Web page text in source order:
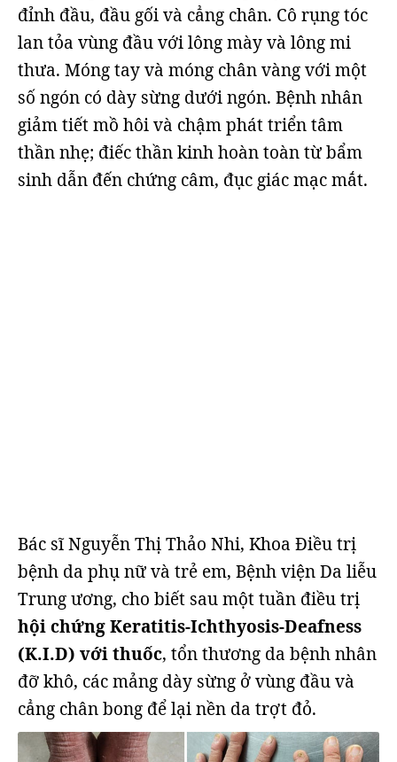
đỉnh đầu, đầu gối và cẳng chân. Cô rụng tóc
lan tỏa vùng đầu với lông mày và lông mi
thưa. Móng tay và móng chân vàng với một
số ngón có dày sừng dưới ngón. Bệnh nhân
giảm tiết mồ hôi và chậm phát triển tâm
thần nhẹ; điếc thần kinh hoàn toàn từ bẩm
sinh dẫn đến chứng câm, đục giác mạc mắt.
Bác sĩ Nguyễn Thị Thảo Nhi, Khoa Điều trị
bệnh da phụ nữ và trẻ em, Bệnh viện Da liễu
Trung ương, cho biết sau một tuần điều trị
hội chứng Keratitis-Ichthyosis-Deafness
(K.I.D) với thuốc, tổn thương da bệnh nhân
đỡ khô, các mảng dày sừng ở vùng đầu và
cẳng chân bong để lại nền da trợt đỏ.